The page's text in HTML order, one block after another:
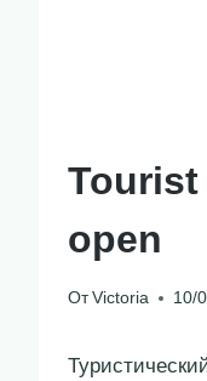
open
От Victoria 10/